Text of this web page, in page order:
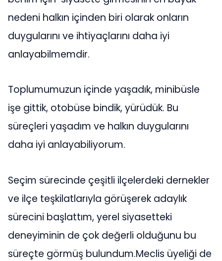
nedeni halkın içinden biri olarak onların
duygularını ve ihtiyaçlarını daha iyi
anlayabilmemdir.
Toplumumuzun içinde yaşadık, minibüsle
işe gittik, otobüse bindik, yürüdük. Bu
süreçleri yaşadım ve halkın duygularını
daha iyi anlayabiliyorum.
Seçim sürecinde çeşitli ilçelerdeki dernekler
ve ilçe teşkilatlarıyla görüşerek adaylık
sürecini başlattım, yerel siyasetteki
deneyiminin de çok değerli olduğunu bu
süreçte görmüş bulundum.Meclis üyeliği de